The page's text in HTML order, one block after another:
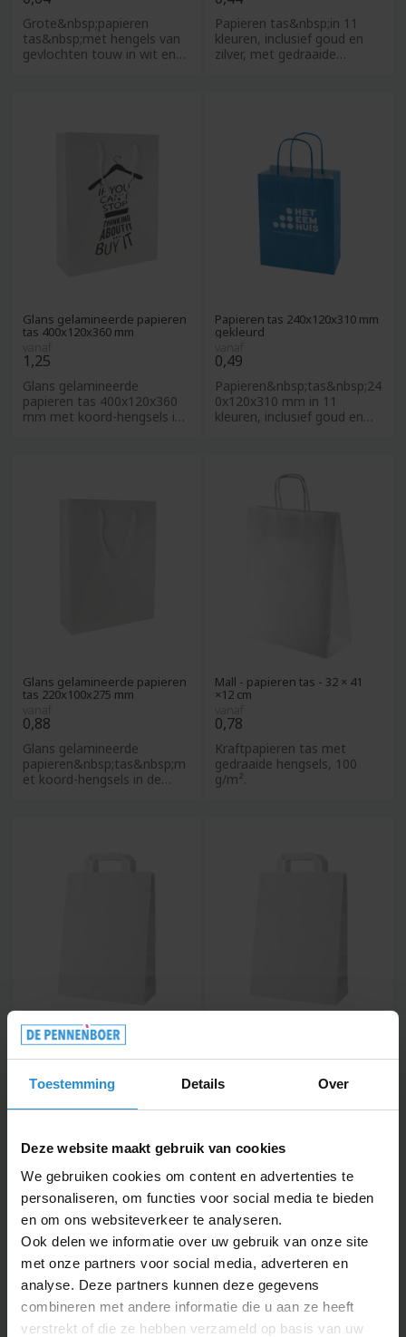
Toestemming Details Over
Deze website maakt gebruik van cookies
We gebruiken cookies om content en advertenties te
personaliseren, om functies voor social media te bieden
en om ons websiteverkeer te analyseren.
Ook delen we informatie over uw gebruik van onze site
met onze partners voor social media, adverteren en
analyse. Deze partners kunnen deze gegevens
combineren met andere informatie die u aan ze heeft
verstrekt of die ze hebben verzameld op basis van uw
Grote&nbsp;papieren
tas&nbsp;met hengels van
gevlochten touw in wit en
Papieren tas&nbsp;in 11
kleuren, inclusief goud en
zilver, met gedraaide
Glans gelamineerde papieren
tas 400x120x360 mm
1,25
Glans gelamineerde
papieren tas 400x120x360
mm met koord-hengsels in
Papieren tas 240x120x310 mm
gekleurd
0,49
Papieren&nbsp;tas&nbsp;24
0x120x310 mm in 11
kleuren, inclusief goud en
Glans gelamineerde papieren
tas 220x100x275 mm
0,88
Glans gelamineerde
papieren&nbsp;tas&nbsp;m
et koord-hengsels in de
Mall - papieren tas - 32 × 41
×12 cm
0,78
Kraftpapieren tas met
gedraaide hengsels, 100
g/m².
Market - papieren tas 22 × 36
×10 cm
0,33
Kraft papieren tas met
Perfect voor&nbsp;papieren
tassen bedrukken.
40 ×12 cm
0,47
Kraft papieren tas met